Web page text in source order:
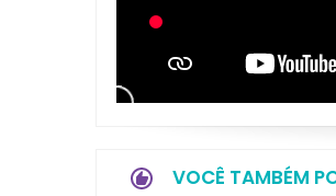
VOCÊ TAMBÉM